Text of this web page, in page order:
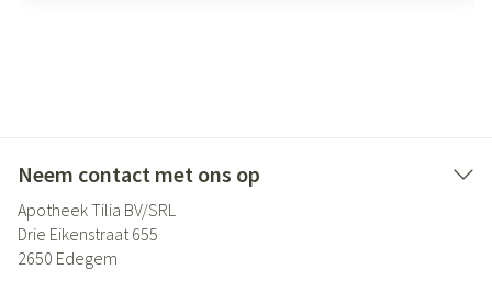
Neem contact met ons op
Apotheek Tilia BV/SRL
Drie Eikenstraat 655
2650 Edegem